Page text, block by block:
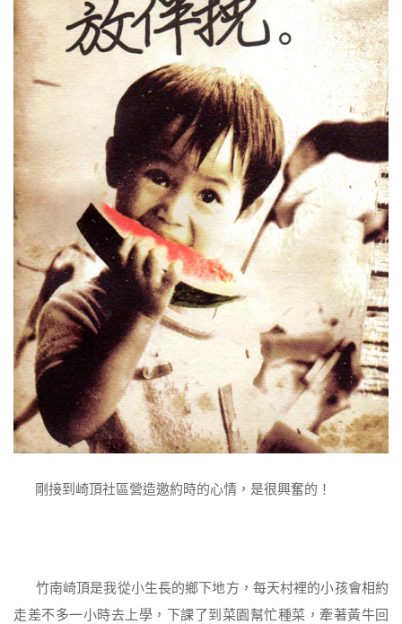
剛接到崎頂社區營造邀約時的心情，是很興奮的！
竹南崎頂是我從小生長的鄉下地方，每天村裡的小孩會相約
走差不多一小時去上學，下課了到菜園幫忙種菜，牽著黃牛回